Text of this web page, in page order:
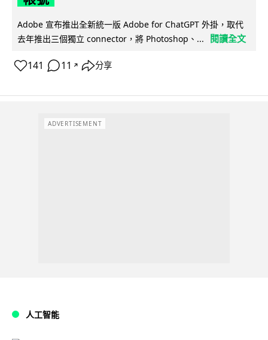
Adobe 宣布推出全新統一版 Adobe for ChatGPT 外掛，取代
去年推出三個獨立 connector，將 Photoshop、...
閱讀全文
141 11 ↗ 分享
ADVERTISEMENT
人工智能